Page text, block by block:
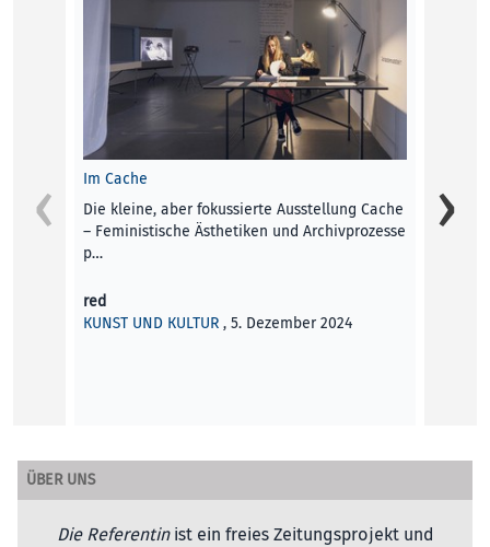
Im Cache
Die kleine, aber fokussierte Ausstellung Cache
– Femi­nis­ti­sche Ästhe­ti­ken und Archivprozesse
p…
red
KUNST UND KULTUR , 5. Dezember 2024
Sache
ÜBER UNS
Die Referentinist ein freies Zeitungsprojekt und